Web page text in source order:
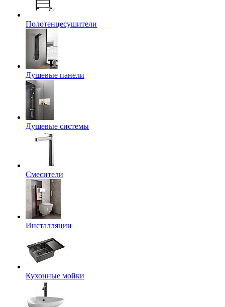
Полотенцесушители
Душевые панели
Душевые системы
Смесители
Инсталляции
Кухонные мойки